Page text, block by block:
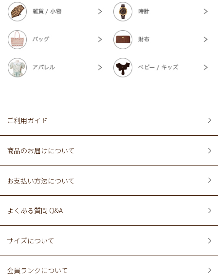
ご利用ガイド
商品のお届けについて
お支払い方法について
よくある質問 Q&A
サイズについて
会員ランクについて